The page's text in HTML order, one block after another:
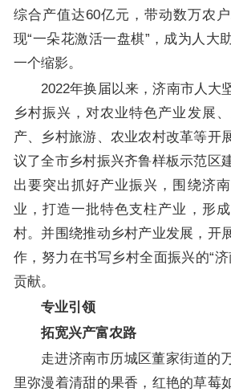
综合产值达60亿元，带动数万农
现“一朵花激活一盘棋”，成为人大
一个缩影。
2022年换届以来，济南市人大
乡村振兴，对农业特色产业发展
产、乡村旅游、农业农村改革等开
议了全市乡村振兴齐鲁样板示范区
出要突出抓好产业振兴，围绕济
业，打造一批特色支柱产业，形
村。并围绕推动乡村产业发展，开
作，努力在书写乡村全面振兴的“
贡献。
专业引领
拓宽兴产富农路
走进济南市历城区董家街道的
里弥漫着清甜的果香，红艳的草莓